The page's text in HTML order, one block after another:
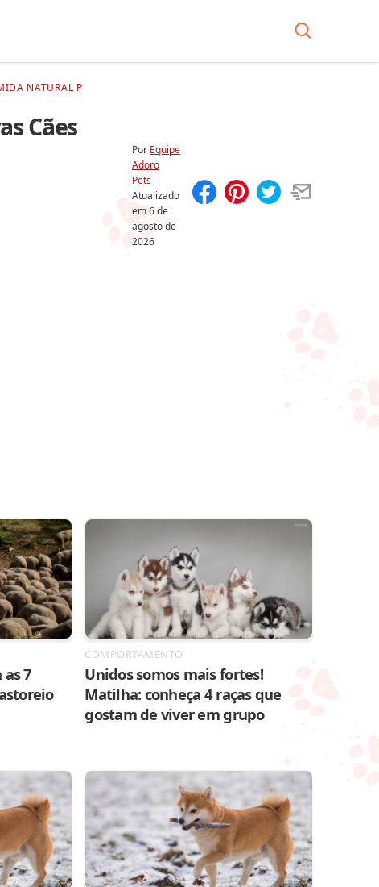
NATURAL P
Cães
Por Equipe
Adoro
Pets
Atualizado
em6 de
agosto de
2026
as 7
COMPORTAMENTO
Unidos somos mais fortes!
Matilha: conheça 4 raças que
gostam de viver em grupo